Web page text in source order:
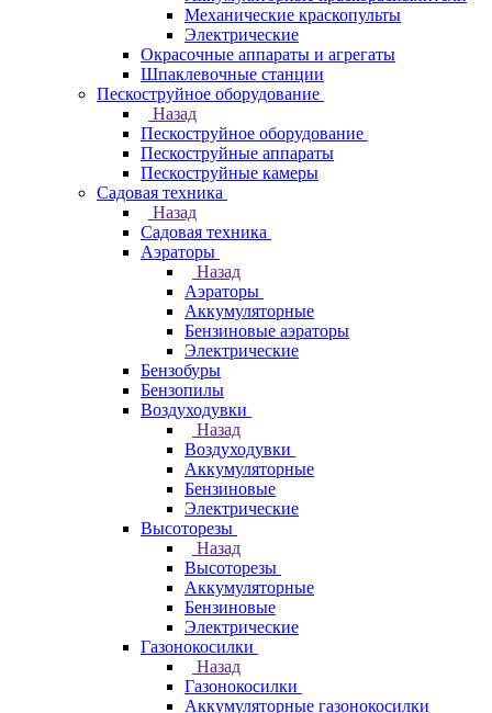
Механические краскопульты
Электрические
Окрасочные аппараты и агрегаты
Шпаклевочные станции
Пескоструйное оборудование
Назад
Пескоструйное оборудование
Пескоструйные аппараты
Пескоструйные камеры
Садовая техника
Назад
Садовая техника
Аэраторы
Назад
Аэраторы
Аккумуляторные
Бензиновые аэраторы
Электрические
Бензобуры
Бензопилы
Воздуходувки
Назад
Воздуходувки
Аккумуляторные
Бензиновые
Электрические
Высоторезы
Назад
Высоторезы
Аккумуляторные
Бензиновые
Электрические
Газонокосилки
Назад
Газонокосилки
Аккумуляторные газонокосилки